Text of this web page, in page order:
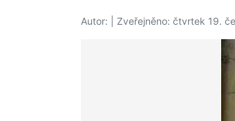
Autor: | Zveřejněno: čtvrtek 19.